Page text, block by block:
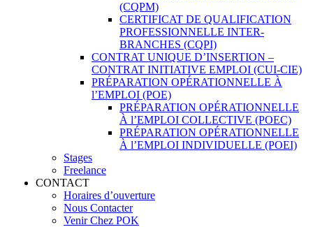
(CQPM)
CERTIFICAT DE QUALIFICATION
PROFESSIONNELLE INTER-
BRANCHES (CQPI)
CONTRAT UNIQUE D’INSERTION –
CONTRAT INITIATIVE EMPLOI (CUI-CIE)
PRÉPARATION OPÉRATIONNELLE À
l’EMPLOI (POE)
PRÉPARATION OPÉRATIONNELLE
À l’EMPLOI COLLECTIVE (POEC)
PRÉPARATION OPÉRATIONNELLE
À l’EMPLOI INDIVIDUELLE (POEI)
Stages
Freelance
CONTACT
Horaires d’ouverture
Nous Contacter
Venir Chez POK